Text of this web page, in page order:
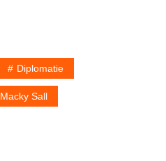
Diplomatie
Macky Sall